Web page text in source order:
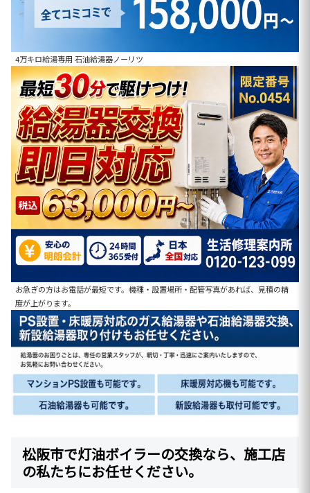
4万キロ給湯専用 石油給湯器ノーリツ
お急ぎの方はお電話が最短です。機種・設置場所・配管写真があれば、見積の精
度が上がります。
松阪市で灯油ボイラーの交換なら、施工店
の私たちにお任せください。